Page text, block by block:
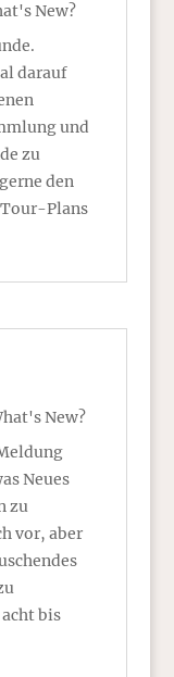
New?
darauf
und
zu
den
Plans
New?
Neues
zu
vor, aber
bis